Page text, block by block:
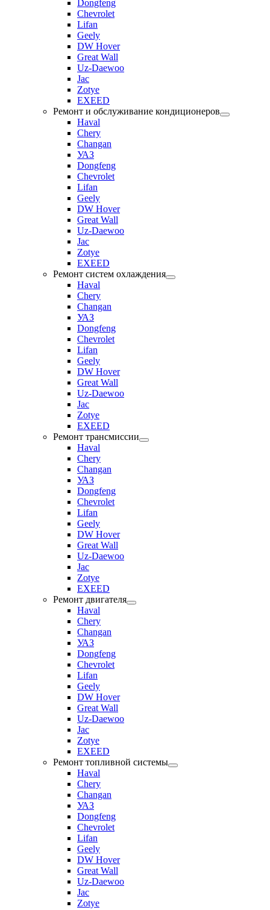
Dongfeng
Chevrolet
Lifan
Geely
DW Hover
Great Wall
Uz-Daewoo
Jac
Zotye
EXEED
Ремонт и обслуживание кондиционеров
Haval
Chery
Changan
УАЗ
Dongfeng
Chevrolet
Lifan
Geely
DW Hover
Great Wall
Uz-Daewoo
Jac
Zotye
EXEED
Ремонт систем охлаждения
Haval
Chery
Changan
УАЗ
Dongfeng
Chevrolet
Lifan
Geely
DW Hover
Great Wall
Uz-Daewoo
Jac
Zotye
EXEED
Ремонт трансмиссии
Haval
Chery
Changan
УАЗ
Dongfeng
Chevrolet
Lifan
Geely
DW Hover
Great Wall
Uz-Daewoo
Jac
Zotye
EXEED
Ремонт двигателя
Haval
Chery
Changan
УАЗ
Dongfeng
Chevrolet
Lifan
Geely
DW Hover
Great Wall
Uz-Daewoo
Jac
Zotye
EXEED
Ремонт топливной системы
Haval
Chery
Changan
УАЗ
Dongfeng
Chevrolet
Lifan
Geely
DW Hover
Great Wall
Uz-Daewoo
Jac
Zotye